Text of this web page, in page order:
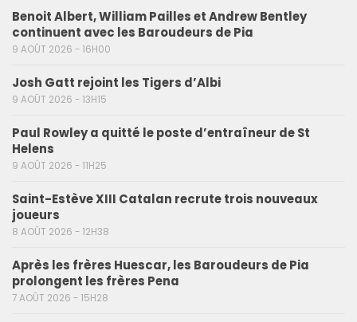
Benoit Albert, William Pailles et Andrew Bentley
continuent avec les Baroudeurs de Pia
9 AOÛT 2026 - 16H00
Josh Gatt rejoint les Tigers d’Albi
9 AOÛT 2026 - 13H15
Paul Rowley a quitté le poste d’entraîneur de St
Helens
9 AOÛT 2026 - 11H25
Saint-Estève XIII Catalan recrute trois nouveaux
joueurs
8 AOÛT 2026 - 12H38
Après les frères Huescar, les Baroudeurs de Pia
prolongent les frères Pena
7 AOÛT 2026 - 15H28